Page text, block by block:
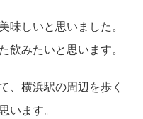
味しいと思いました。
飲みたいと思います。
、横浜駅の周辺を歩く
います。